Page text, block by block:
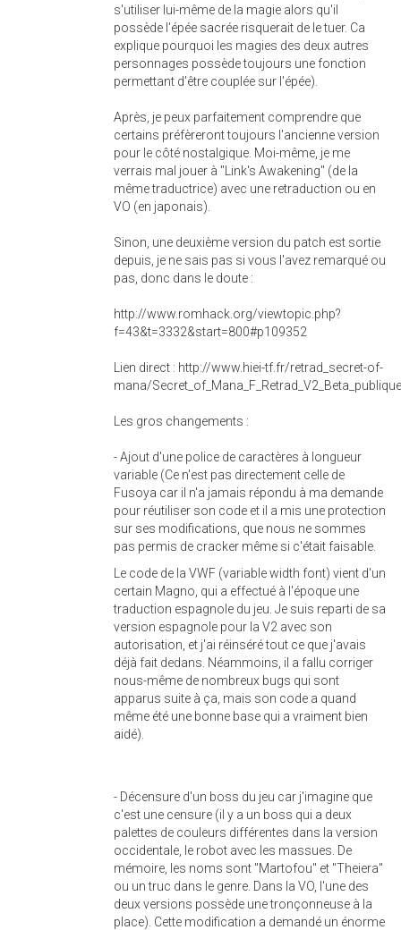
s'utiliser lui-même de la magie alors qu'il
possède l'épée sacrée risquerait de le tuer. Ca
explique pourquoi les magies des deux autres
personnages possède toujours une fonction
permettant d'être couplée sur l'épée).
Après, je peux parfaitement comprendre que
certains préfèreront toujours l'ancienne version
pour le côté nostalgique. Moi-même, je me
verrais mal jouer à "Link's Awakening" (de la
même traductrice) avec une retraduction ou en
VO (en japonais).
Sinon, une deuxième version du patch est sortie
depuis, je ne sais pas si vous l'avez remarqué ou
pas, donc dans le doute :
http://www.romhack.org/viewtopic.php?
f=43&t=3332&start=800#p109352
Lien direct : http://www.hiei-tf.fr/retrad_secret-of-
mana/
Les gros changements :
- Ajout d'une police de caractères à longueur
variable (Ce n'est pas directement celle de
Fusoya car il n'a jamais répondu à ma demande
pour réutiliser son code et il a mis une protection
sur ses modifications, que nous ne sommes
pas permis de cracker même si c'était faisable.
Le code de la VWF (variable width font) vient d'un
certain Magno, qui a effectué à l'époque une
traduction espagnole du jeu. Je suis reparti de sa
version espagnole pour la V2 avec son
autorisation, et j'ai réinséré tout ce que j'avais
déjà fait dedans. Néammoins, il a fallu corriger
nous-même de nombreux bugs qui sont
apparus suite à ça, mais son code a quand
même été une bonne base qui a vraiment bien
aidé).
- Décensure d'un boss du jeu car j'imagine que
c'est une censure (il y a un boss qui a deux
palettes de couleurs différentes dans la version
occidentale, le robot avec les massues. De
mémoire, les noms sont "Martofou" et "Theiera"
ou un truc dans le genre. Dans la VO, l'une des
deux versions possède une tronçonneuse à la
place). Cette modification a demandé un énorme